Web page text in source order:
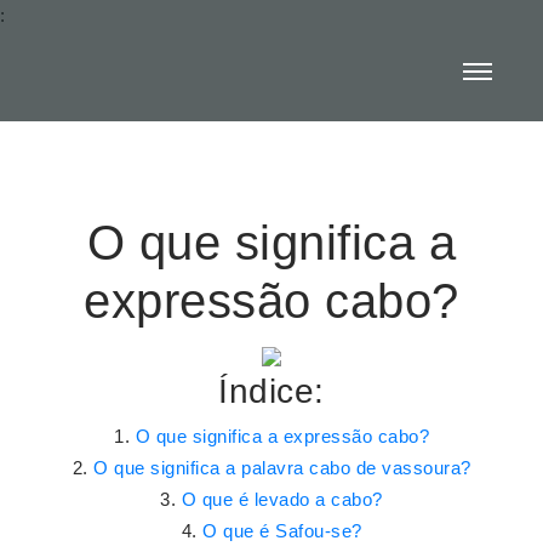
:
O que significa a
expressão cabo?
Índice:
O que significa a expressão cabo?
O que significa a palavra cabo de vassoura?
O que é levado a cabo?
O que é Safou-se?